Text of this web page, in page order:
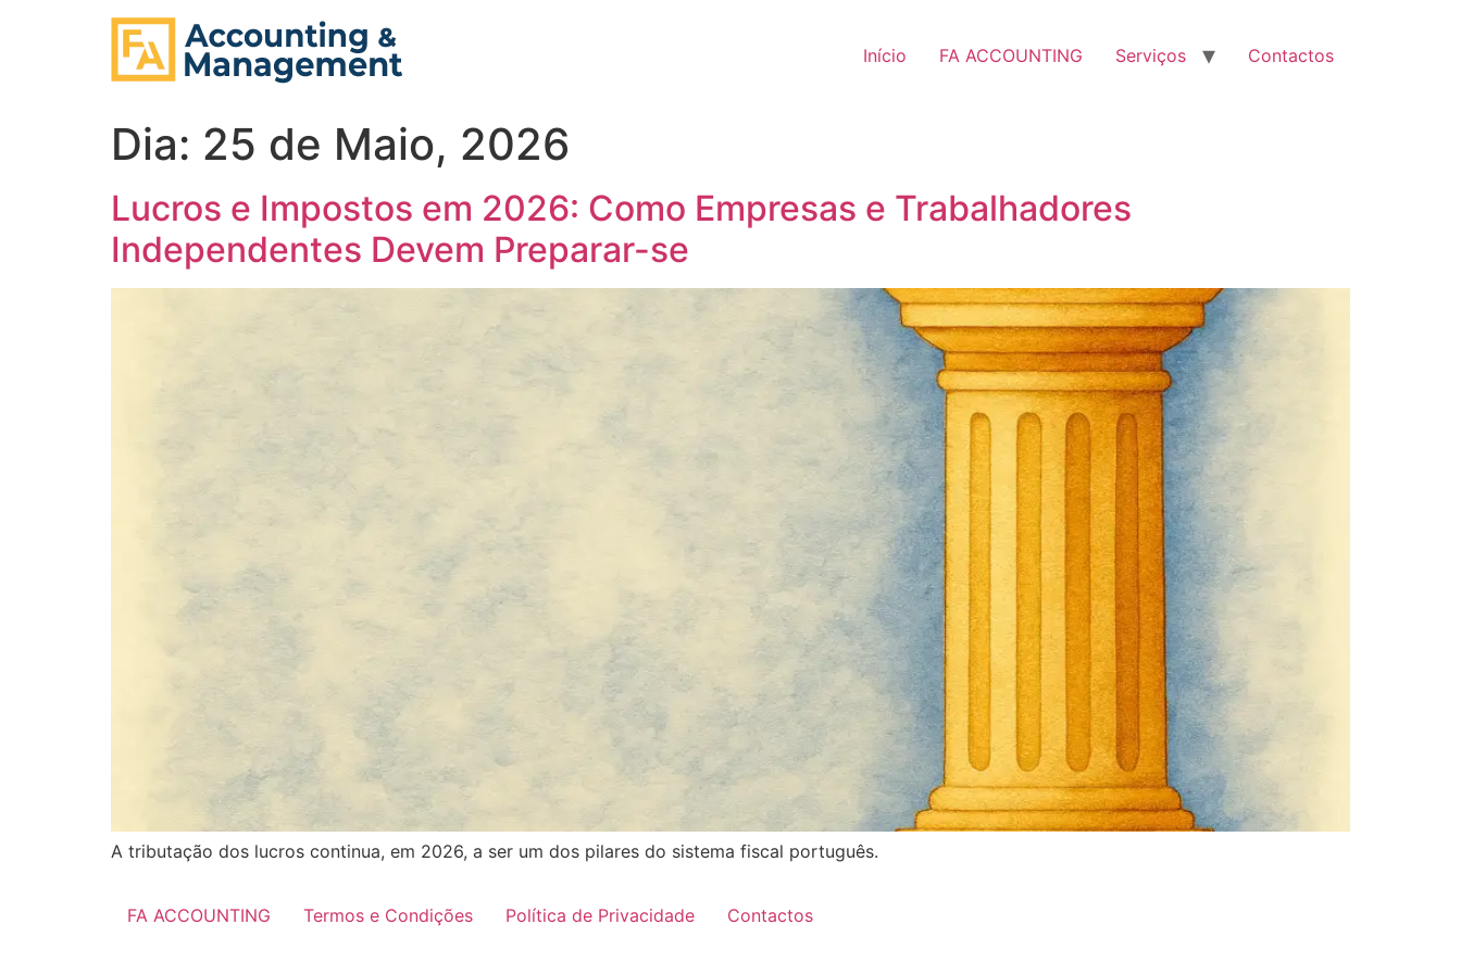
Início
FA ACCOUNTING Serviços Contactos
Dia: 25 de Maio, 2026
Lucros e Impostos em 2026: Como Empresas e Trabalhadores
Independentes Devem Preparar-se
A tributação dos lucros continua, em 2026, a ser um dos pilares do sistema fiscal português.
FA ACCOUNTING Termos e Condições Política de Privacidade Contactos